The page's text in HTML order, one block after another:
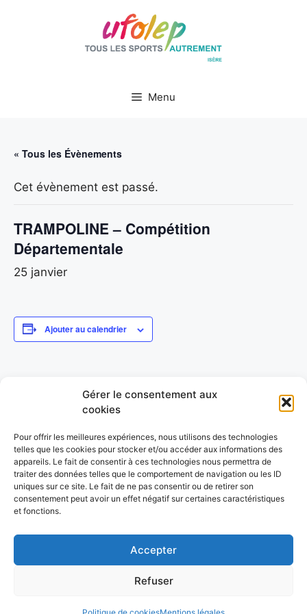
Gérer le consentement aux
cookies
Pour offrir les meilleures expériences, nous utilisons des technologies
telles que les cookies pour stocker et/ou accéder aux informations des
appareils. Le fait de consentir à ces technologies nous permettra de
traiter des données telles que le comportement de navigation ou les ID
uniques sur ce site. Le fait de ne pas consentir ou de retirer son
consentement peut avoir un effet négatif sur certaines caractéristiques
et fonctions.
Accepter
Refuser
Menu
« Tous les Évènements
Cet évènement est passé.
TRAMPOLINE – Compétition
Départementale
25 janvier
Ajouter au calendrier
Catégorie d’Évènement:
Trampoline
LIEU
Tullins (38)
France + Google Map
La Vaillante de Tullins
Individuels 2026
© 2026 UFOLEP 38• Construit avecGeneratePress